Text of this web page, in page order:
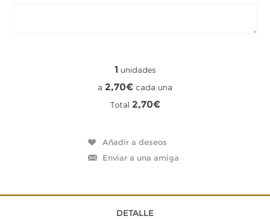
1 unidades
a 2,70€ cada una
Total 2,70€
DETALLE